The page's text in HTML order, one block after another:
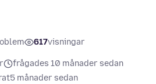
617visningar
frågades 10 månader sedan
5 månader sedan